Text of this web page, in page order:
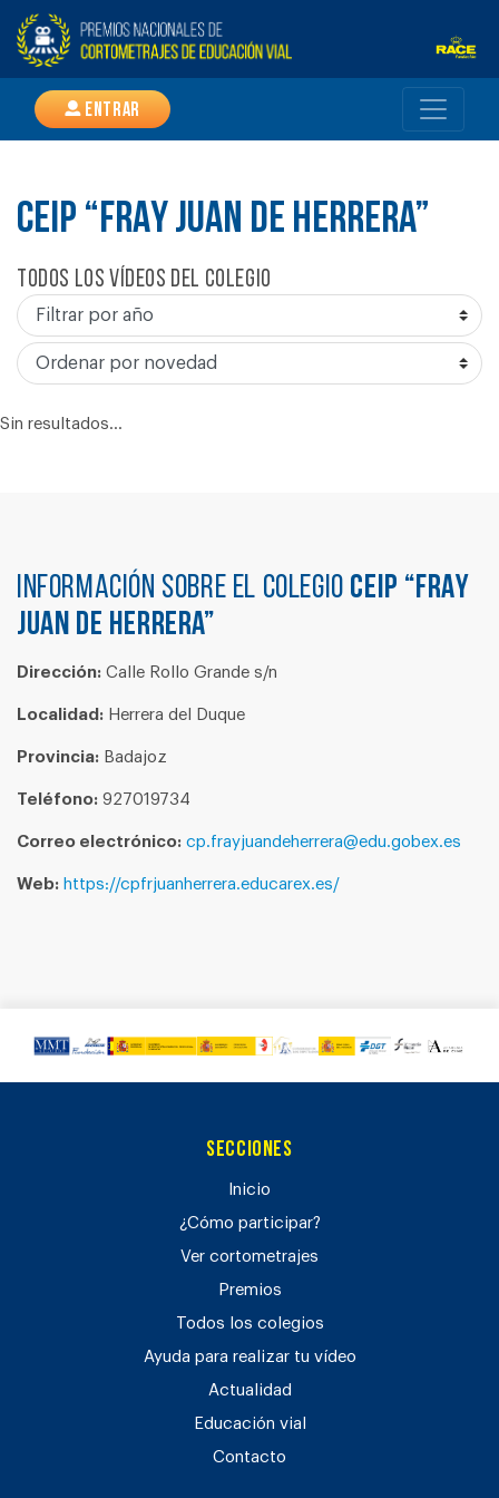
Entrar
CEIP “FRAY JUAN DE HERRERA”
Todos los vídeos del colegio
Sin resultados...
Información sobre el colegio CEIP “FRAY
JUAN DE HERRERA”
Dirección: Calle Rollo Grande s/n
Localidad: Herrera del Duque
Provincia: Badajoz
Teléfono: 927019734
Correo electrónico: cp.frayjuandeherrera@edu.gobex.es
Web: https://cpfrjuanherrera.educarex.es/
Secciones
Inicio
¿Cómo participar?
Ver cortometrajes
Premios
Todos los colegios
Ayuda para realizar tu vídeo
Actualidad
Educación vial
Contacto